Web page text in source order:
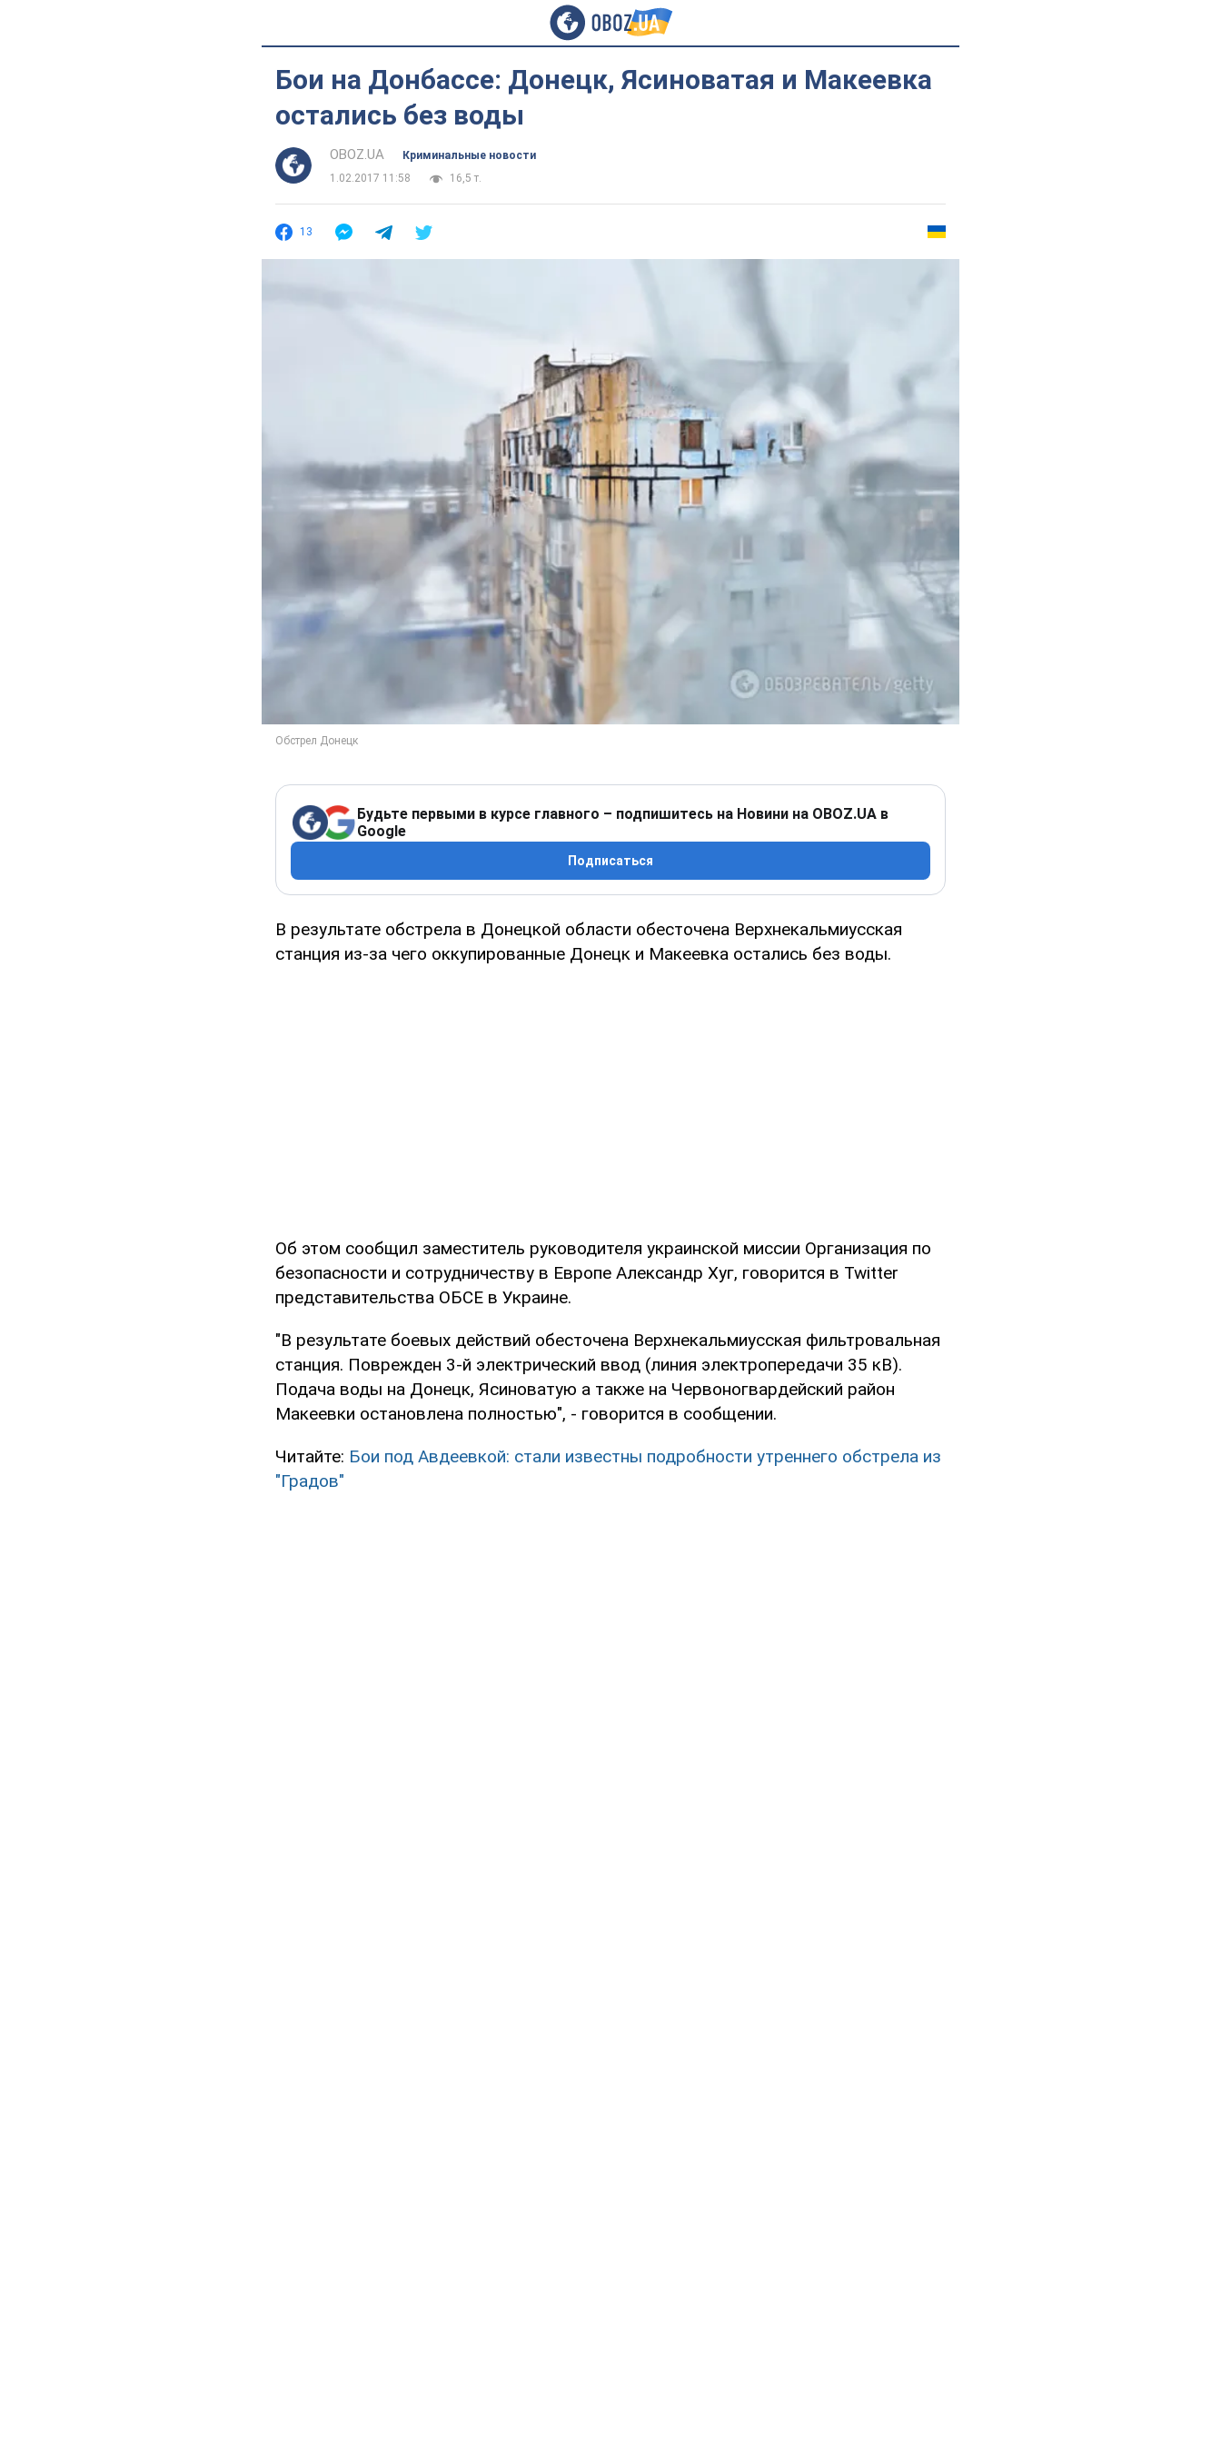
Бои на Донбассе: Донецк, Ясиноватая и Макеевка
остались без воды
OBOZ.UA
Криминальные новости
1.02.2017 11:58
16,5 т.
13
Будьте первыми в курсе главного – подпишитесь на Новини на OBOZ.UA в
Google
Подписаться
В результате обстрела в Донецкой области обесточена Верхнекальмиусская
станция из-за чего оккупированные Донецк и Макеевка остались без воды.
Об этом сообщил заместитель руководителя украинской миссии Организация по
безопасности и сотрудничеству в Европе Александр Хуг, говорится в Twitter
представительства ОБСЕ в Украине.
"В результате боевых действий обесточена Верхнекальмиусская фильтровальная
станция. Поврежден 3-й электрический ввод (линия электропередачи 35 кВ).
Подача воды на Донецк, Ясиноватую а также на Червоногвардейский район
Макеевки остановлена полностью", - говорится в сообщении.
Читайте: Бои под Авдеевкой: стали известны подробности утреннего обстрела из
"Градов"